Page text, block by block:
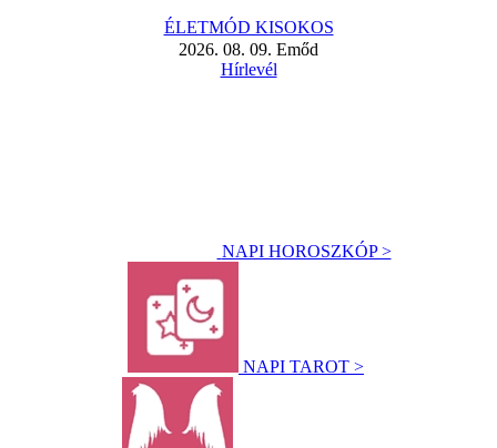
ÉLETMÓD KISOKOS
2026. 08. 09. Emőd
Hírlevél
NAPI HOROSZKÓP >
NAPI TAROT >